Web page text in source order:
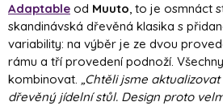
Adaptable od Muuto, to je osmnáct
skandinávská dřevěná klasika s
variability: na výběr je ze dvou
rámu a tří provedení podnoží.
kombinovat. „Chtěli jsme
dřevěný jídelní stůl. Design proto